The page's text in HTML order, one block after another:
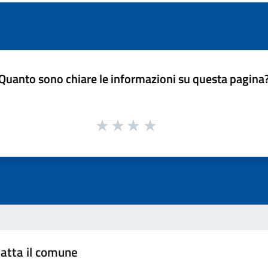
sono chiare le informazioni su questa
il comune